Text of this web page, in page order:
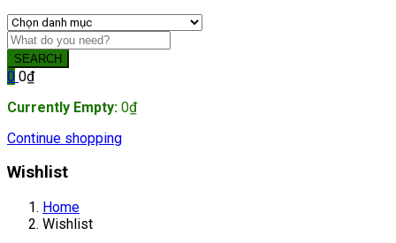
SEARCH
0 0₫
Currently Empty: 0₫
Continue shopping
Wishlist
Home
Wishlist